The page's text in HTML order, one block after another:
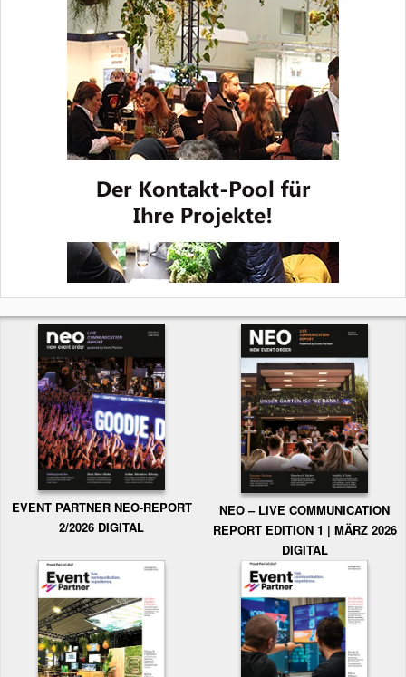
EVENT PARTNER NEO-REPORT
2/2026 DIGITAL
NEO – LIVE COMMUNICATION
REPORT EDITION 1 | MÄRZ 2026
DIGITAL